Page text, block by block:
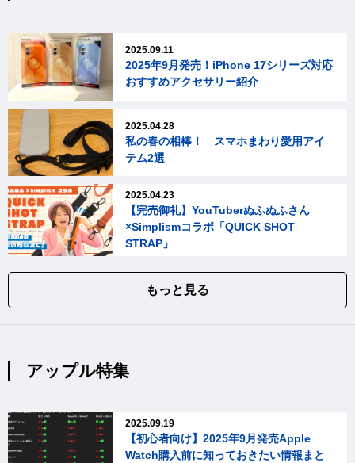
2025.09.11
2025年9月発売！iPhone 17シリーズ対応
おすすめアクセサリー紹介
2025.04.28
私の春の相棒！ スマホまわり愛用アイ
テム2選
2025.04.23
【完売御礼】YouTuberぬふぬふさん
×Simplismコラボ「QUICK SHOT
STRAP」
もっと見る
アップル特集
2025.09.19
【初心者向け】2025年9月発売Apple
Watch購入前に知っておきたい情報まと